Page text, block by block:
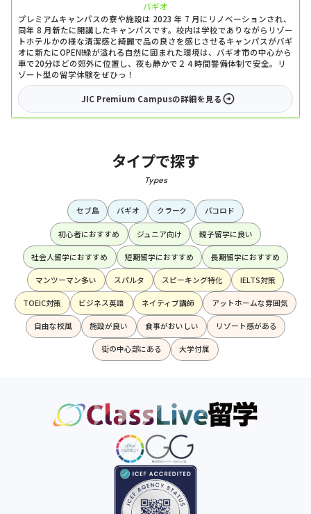
バギオ
プレミアムキャンパスの寮や施設は 2023 年 7 月にリノベーションされ、
同年 8 月新たに開講したキャンパスです。校内は学校でありながらリゾー
トホテルかの様な清潔感と綺麗で品の良さを感じさせるキャンパスがバギ
オに新たにOPEN!緑が溢れる自然に囲まれた環境は、バギオ市の中心から
車で20分ほどの郊外に位置し、夜も静かで２４時間警備体制で安全。リ
ゾート型の留学体験をぜひっ！
JIC Premium Campusの詳細を見る
タイプで探す
Types
セブ島 バギオ クラーク バコロド
初心者におすすめ ジュニア向け 親子留学に良い
社会人留学におすすめ 短期留学におすすめ 長期留学におすすめ
マンツーマン多い スパルタ スピーキング特化 IELTS対策
TOEIC対策 ビジネス英語 ネイティブ講師 アットホームな雰囲気
自由な校風 施設が良い 食事がおいしい リゾート感がある
街の中心部にある 大学付属